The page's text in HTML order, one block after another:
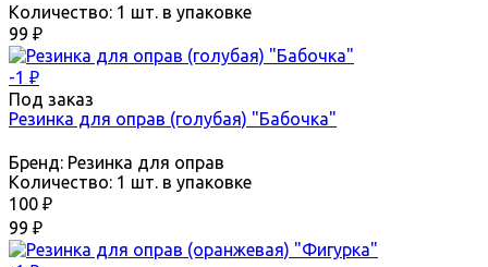
Количество: 1 шт. в упаковке
99 ₽
-1 ₽
Под заказ
Резинка для оправ (голубая) "Бабочка"
Бренд: Резинка для оправ
Количество: 1 шт. в упаковке
100 ₽
99 ₽